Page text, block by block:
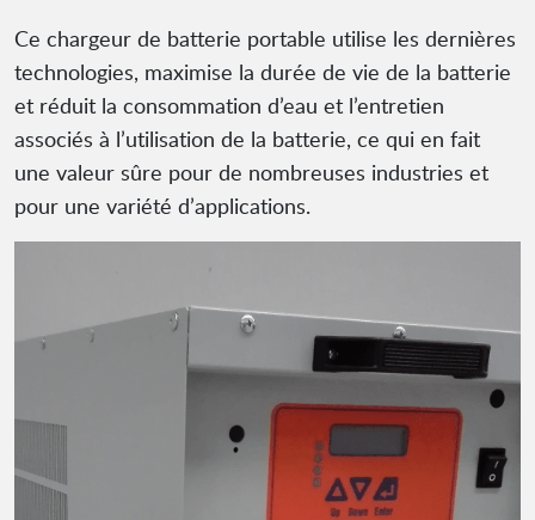
Ce chargeur de batterie portable utilise les dernières
technologies, maximise la durée de vie de la batterie
et réduit la consommation d’eau et l’entretien
associés à l’utilisation de la batterie, ce qui en fait
une valeur sûre pour de nombreuses industries et
pour une variété d’applications.